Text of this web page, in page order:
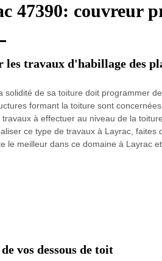
47390: couvreur
les travaux d'habillage des
solidité de sa toiture doit programmer
formant la toiture sont
à effectuer au niveau de la
ce type de travaux à Layrac, faites
le meilleur dans ce domaine à Layrac
vos dessous de toit